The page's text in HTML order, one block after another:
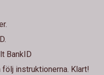
BankID
instruktionerna. Klart!